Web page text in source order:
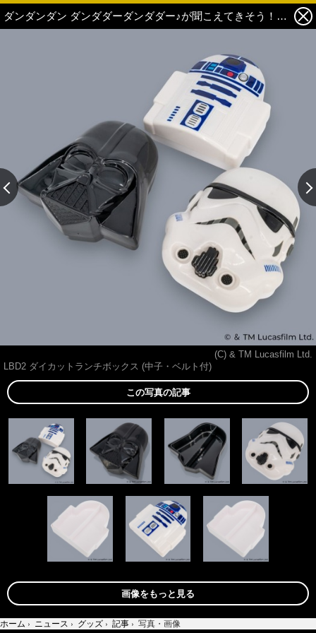
ダンダンダン ダンダダーダンダダー♪が聞こえてきそう！「スター・ウォーズ」ダース・ベイダーやR2-D2がランチボックスに＆機能性も抜群 1枚目の写真・画像
(C) & TM Lucasfilm Ltd.
LBD2 ダイカットランチボックス (中子・ベルト付)
この写真の記事
画像をもっと見る
ホーム › ニュース › グッズ › 記事 › 写真・画像